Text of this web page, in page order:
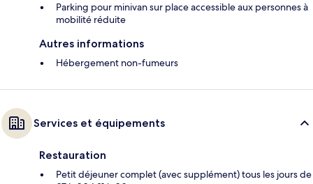
Parking pour minivan sur place accessible aux personnes à
mobilité réduite
Autres informations
Hébergement non-fumeurs
Services et équipements
Restauration
Petit déjeuner complet (avec supplément) tous les jours de